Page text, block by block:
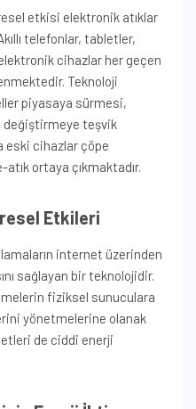
etkisi elektronik atıklar
telefonlar, tabletler,
cihazlar her geçen
Teknoloji
piyasaya sürmesi,
değiştirmeye teşvik
eski cihazlar çöpe
ortaya çıkmaktadır.
Etkileri
internet üzerinden
sağlayan bir teknolojidir.
fiziksel sunuculara
yönetmelerine olanak
de ciddi enerji